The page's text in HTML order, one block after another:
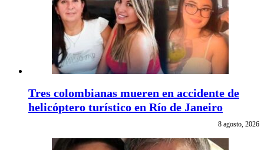
Tres colombianas mueren en accidente de
helicóptero turístico en Río de Janeiro
8 agosto, 2026